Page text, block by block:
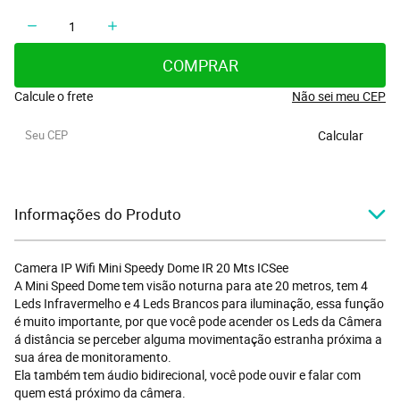
COMPRAR
Calcule o frete Não sei meu CEP
Calcular
Informações do Produto
Camera IP Wifi Mini Speedy Dome IR 20 Mts ICSee
A Mini Speed Dome tem visão noturna para ate 20 metros, tem 4
Leds Infravermelho e 4 Leds Brancos para iluminação, essa função
é muito importante, por que você pode acender os Leds da Câmera
á distância se perceber alguma movimentação estranha próxima a
sua área de monitoramento.
Ela também tem áudio bidirecional, você pode ouvir e falar com
quem está próximo da câmera.